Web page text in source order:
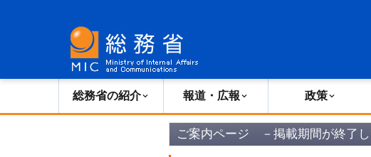
総務省の紹介 報道・広報 政策
ご案内ページ －掲載期間が終了し